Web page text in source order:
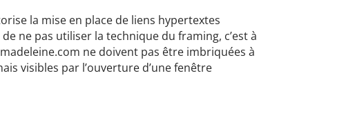
la mise en place de liens hypertextes
ne pas utiliser la technique du framing, c’est à
ne doivent pas être imbriquées à
visibles par l’ouverture d’une fenêtre